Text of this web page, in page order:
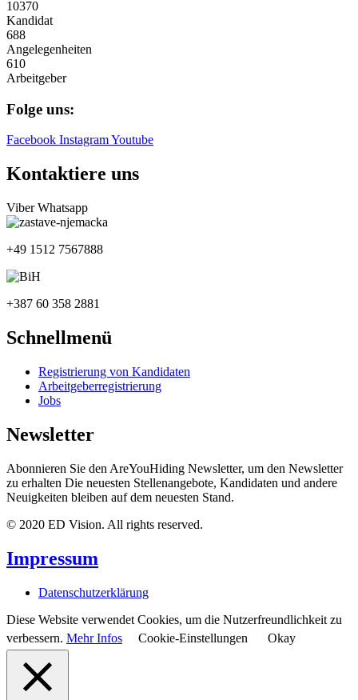
10370
Kandidat
688
Angelegenheiten
610
Arbeitgeber
Folge uns:
Facebook InstagramYoutube
Kontaktiere uns
Viber Whatsapp
+49 1512 7567888
+387 60 358 2881
Schnellmenü
Registrierung von Kandidaten
Arbeitgeberregistrierung
Jobs
Newsletter
Abonnieren Sie den AreYouHiding Newsletter, um den Newsletter
zu erhalten Die neuesten Stellenangebote, Kandidaten und andere
Neuigkeiten bleiben auf dem neuesten Stand.
© 2020 ED Vision. All rights reserved.
Impressum
Datenschutzerklärung
Diese Website verwendet Cookies, um die Nutzerfreundlichkeit zu
verbessern. Mehr Infos Cookie-Einstellungen Okay